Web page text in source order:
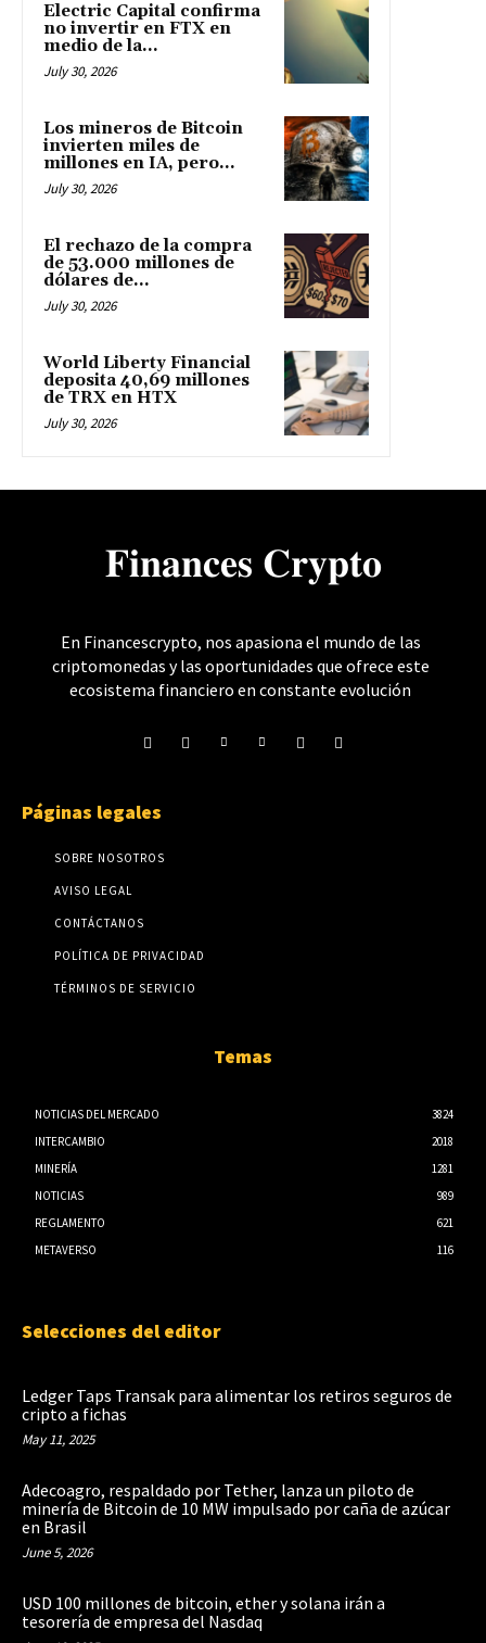
Electric Capital confirma
no invertir en FTX en
medio de la...
July 30, 2026
Los mineros de Bitcoin
invierten miles de
millones en IA, pero...
July 30, 2026
El rechazo de la compra
de 53.000 millones de
dólares de...
July 30, 2026
World Liberty Financial
deposita 40,69 millones
de TRX en HTX
July 30, 2026
𝐅𝐢𝐧𝐚𝐧𝐜𝐞𝐬 𝐂𝐫𝐲𝐩𝐭𝐨
En Financescrypto, nos apasiona el mundo de las
criptomonedas y las oportunidades que ofrece este
ecosistema financiero en constante evolución
Páginas legales
SOBRE NOSOTROS
AVISO LEGAL
CONTÁCTANOS
POLÍTICA DE PRIVACIDAD
TÉRMINOS DE SERVICIO
Temas
NOTICIAS DEL MERCADO
3824
INTERCAMBIO
2018
MINERÍA
1281
NOTICIAS
989
REGLAMENTO
621
METAVERSO
116
Selecciones del editor
Ledger Taps Transak para alimentar los retiros seguros de
cripto a fichas
May 11, 2025
Adecoagro, respaldado por Tether, lanza un piloto de
minería de Bitcoin de 10 MW impulsado por caña de azúcar
en Brasil
June 5, 2026
USD 100 millones de bitcoin, ether y solana irán a
tesorería de empresa del Nasdaq